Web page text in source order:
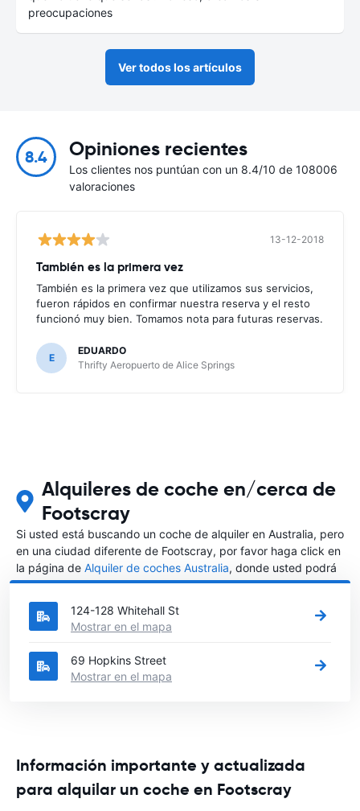
preocupaciones
Ver todos los artículos
8.4 Opiniones recientes
Los clientes nos puntúan con un 8.4/10 de 108006
valoraciones
13-12-2018
También es la primera vez
También es la primera vez que utilizamos sus servicios,
fueron rápidos en confirmar nuestra reserva y el resto
funcionó muy bien. Tomamos nota para futuras reservas.
E
EDUARDO
Thrifty Aeropuerto de Alice Springs
Alquileres de coche en/cerca de
Footscray
Si usted está buscando un coche de alquiler en Australia, pero
en una ciudad diferente de Footscray, por favor haga click en
la página de Alquiler de coches Australia, donde usted podrá
elegir en qué ciudad de Australia desea alquilar un coche.
124-128 Whitehall St
Mostrar en el mapa
69 Hopkins Street
Mostrar en el mapa
Información importante y actualizada
para alquilar un coche en Footscray